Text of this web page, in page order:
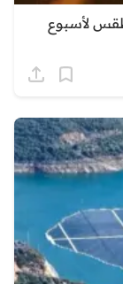
لأسبوع